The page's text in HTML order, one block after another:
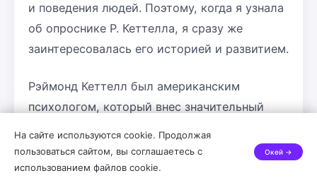
и поведения людей. Поэтому, когда я узнала
об опроснике Р. Кеттелла, я сразу же
заинтересовалась его историей и развитием.
Рэймонд Кеттелл был американским
психологом, который внес значительный
году он создал опросник, известный как
MMPI (Миннесотский многомерный
На сайте используются cookie. Продолжая
пользоваться сайтом, вы соглашаетесь с
использованием файлов cookie.
Окей →